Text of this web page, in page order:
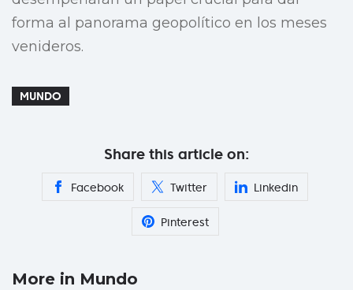
forma al panorama geopolítico en los meses
venideros.
MUNDO
Share this article on:
Facebook Twitter Linkedin
Pinterest
More in Mundo